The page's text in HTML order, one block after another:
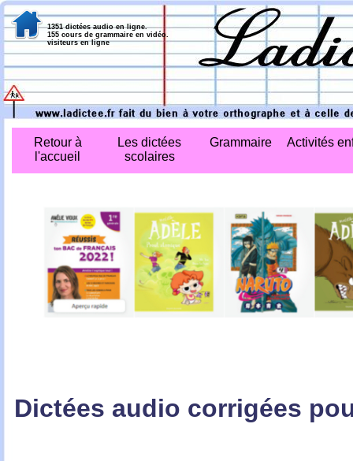
Dictées audio corrigées